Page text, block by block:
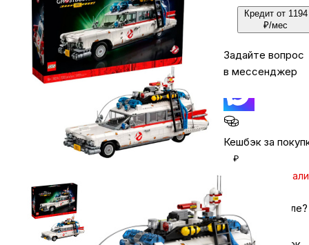
Красота и здоровье
Сумки и чемоданы
Для дома и дачи
Для домашних питомцев
Умный дом и безопасность
Кредит от 1194
₽/мес
Задайте вопрос
в мессенджер
Кешбэк за
₽
Уточняйте
Нашли дешевле?